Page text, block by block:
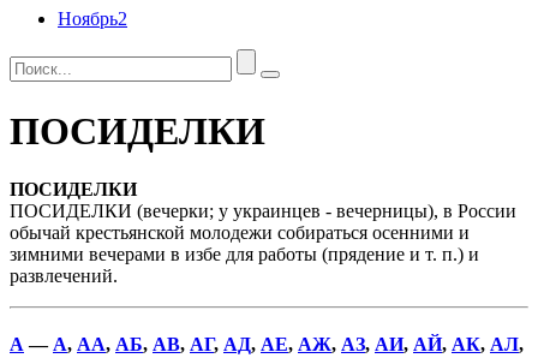
Ноябрь2
ПОСИДЕЛКИ
ПОСИДЕЛКИ
ПОСИДЕЛКИ (вечерки; у украинцев - вечерницы), в России
обычай крестьянской молодежи собираться осенними и
зимними вечерами в избе для работы (прядение и т. п.) и
развлечений.
А — А, АА, АБ, АВ, АГ, АД, АЕ, АЖ, АЗ, АИ, АЙ, АК, АЛ,